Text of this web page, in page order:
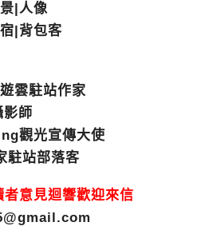
|人像
|背包客
雲駐站作家
師
觀光宣傳大使
駐站部落客
者意見迴響歡迎來信